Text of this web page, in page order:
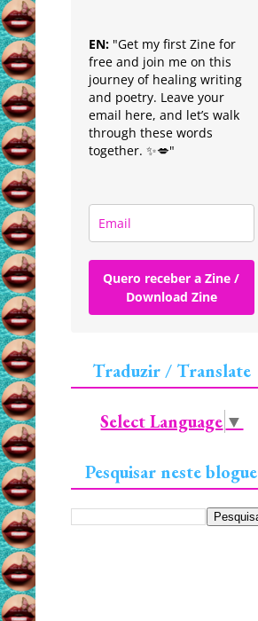
EN: "Get my first Zine for
free and join me on this
journey of healing writing
and poetry. Leave your
email here, and let’s walk
through these words
together. ✨💋"
Quero receber a Zine /
Download Zine
Traduzir / Translate
Select Language ▼
Pesquisar neste blogue